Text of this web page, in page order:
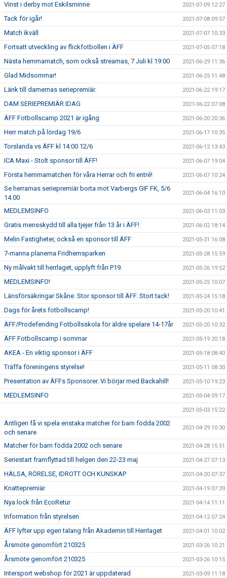
Vinst i derby mot Eskilsminne 2021-07-09 12:27
Tack för igår! 2021-07-08 09:57
Match ikväll 2021-07-07 10:33
Fortsatt utveckling av flickfotbollen i ÄFF 2021-07-05 07:18
Nästa hemmamatch, som också streamas, 7 Juli kl 19:00 2021-06-29 11:36
Glad Midsommar! 2021-06-25 11:48
Länk till damernas seriepremiär. 2021-06-22 19:17
DAM SERIEPREMIÄR IDAG 2021-06-22 07:08
ÄFF Fotbollscamp 2021 är igång 2021-06-20 20:36
Herr match på lördag 19/6 2021-06-17 10:35
Torslanda vs ÄFF kl 14:00 12/6 2021-06-12 13:43
ICA Maxi - Stolt sponsor till ÄFF! 2021-06-07 19:04
Första hemmamatchen för våra Herrar och fri entré! 2021-06-07 10:24
Se herrarnas seriepremiär borta mot Varbergs GIF FK, 5/6
14.00
2021-06-04 16:10
MEDLEMSINFO 2021-06-03 11:03
Gratis mensskydd till alla tjejer från 13 år i ÄFF! 2021-06-02 18:14
Melin Fastigheter, också en sponsor till ÄFF 2021-05-31 16:08
7-manna planerna Fridhemsparken 2021-05-28 15:59
Ny målvakt till herrlaget, upplyft från P19. 2021-05-26 19:52
MEDLEMSINFO! 2021-05-25 10:07
Länsförsäkringar Skåne. Stor sponsor till ÄFF. Stort tack! 2021-05-24 15:18
Dags för årets fotbollscamp! 2021-05-20 10:41
ÄFF/Prodefending Fotbollsskola för äldre spelare 14-17år 2021-05-20 10:32
ÄFF Fotbollscamp i sommar 2021-05-19 20:18
AKEA - En viktig sponsor i ÄFF 2021-05-18 08:40
Träffa föreningens styrelse! 2021-05-11 08:30
Presentation av ÄFFs Sponsorer. Vi börjar med Backahill! 2021-05-10 19:23
MEDLEMSINFO 2021-05-04 09:17
2021-05-03 15:22
Äntligen få vi spela enstaka matcher för barn födda 2002
och senare
2021-04-29 10:30
Matcher för barn födda 2002 och senare 2021-04-28 15:51
Seriestart framflyttad till helgen den 22-23 maj 2021-04-27 07:13
HÄLSA, RÖRELSE, IDROTT OCH KUNSKAP 2021-04-20 07:37
Knattepremiär 2021-04-19 07:39
Nya lock från EcoRetur 2021-04-14 11:11
Information från styrelsen 2021-04-12 07:24
ÄFF lyfter upp egen talang från Akademin till Herrlaget 2021-04-01 10:02
Årsmöte genomfört 210325 2021-03-26 10:21
Årsmöte genomfört 210325 2021-03-26 10:15
Intersport webshop för 2021 är uppdaterad 2021-03-09 11:18